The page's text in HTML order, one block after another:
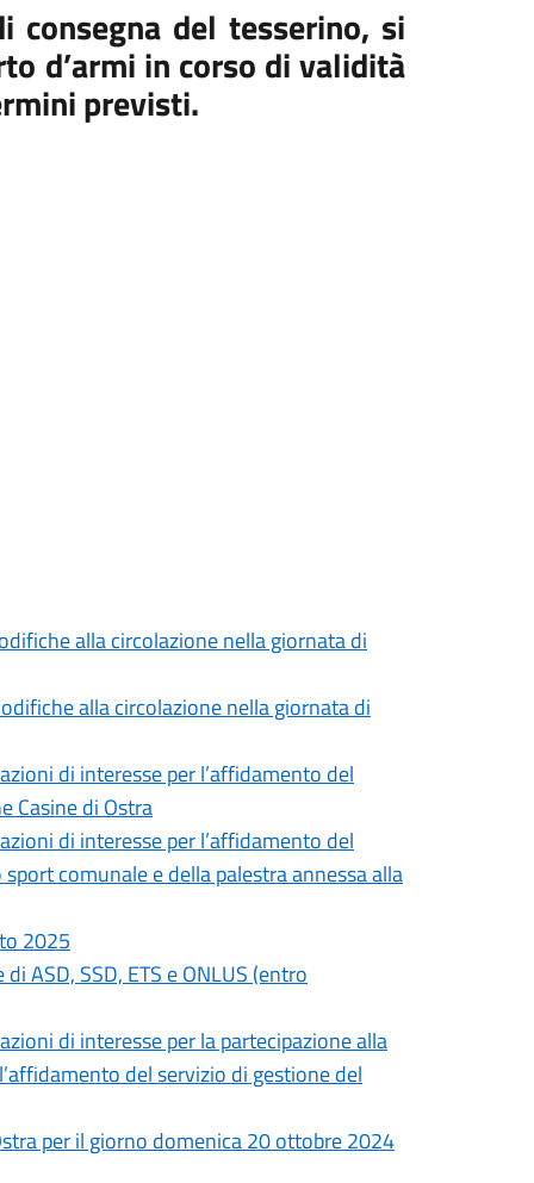
consegna del tesserino, si
d’armi in corso di validità
previsti.
alla circolazione nella giornata di
alla circolazione nella giornata di
di interesse per l’affidamento del
Casine di Ostra
di interesse per l’affidamento del
comunale e della palestra annessa alla
2025
ASD, SSD, ETS e ONLUS (entro
di interesse per la partecipazione alla
del servizio di gestione del
per il giorno domenica 20 ottobre 2024